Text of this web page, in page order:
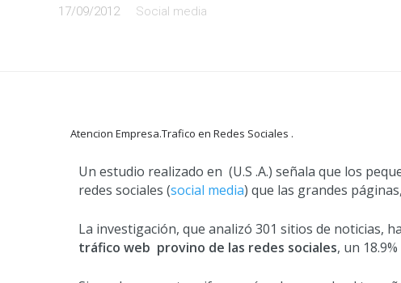
17/09/2012 Social media
Atencion Empresa.Trafico en Redes Sociales .
Un estudio realizado en (U.S .A.) señala que los
redes sociales (social media) que las grandes
La investigación, que analizó 301 sitios de noticias,
tráfico web provino de las redes sociales, un 18.9%